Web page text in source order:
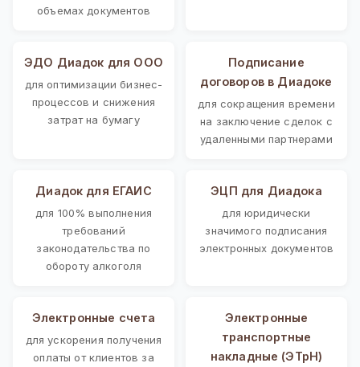
объемах документов
ЭДО Диадок для ООО
для оптимизации бизнес-
процессов и снижения
затрат на бумагу
Подписание
договоров в Диадоке
для сокращения времени
на заключение сделок с
удаленными партнерами
Диадок для ЕГАИС
для 100% выполнения
требований
законодательства по
обороту алкоголя
ЭЦП для Диадока
для юридически
значимого подписания
электронных документов
Электронные счета
для ускорения получения
оплаты от клиентов за
Электронные
транспортные
накладные (ЭТрН)